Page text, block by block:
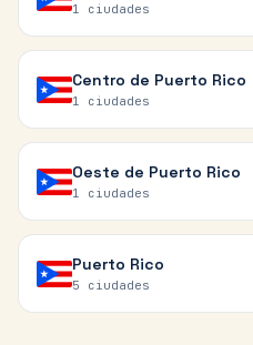
1 ciudades
Centro de Puerto Rico
1 ciudades
Oeste de Puerto Rico
1 ciudades
Puerto Rico
5 ciudades